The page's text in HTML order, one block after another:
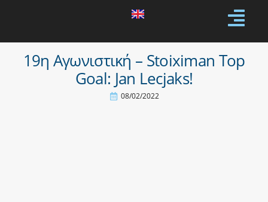
19η Αγωνιστική – Stoiximan Top
Goal: Jan Lecjaks!
08/02/2022